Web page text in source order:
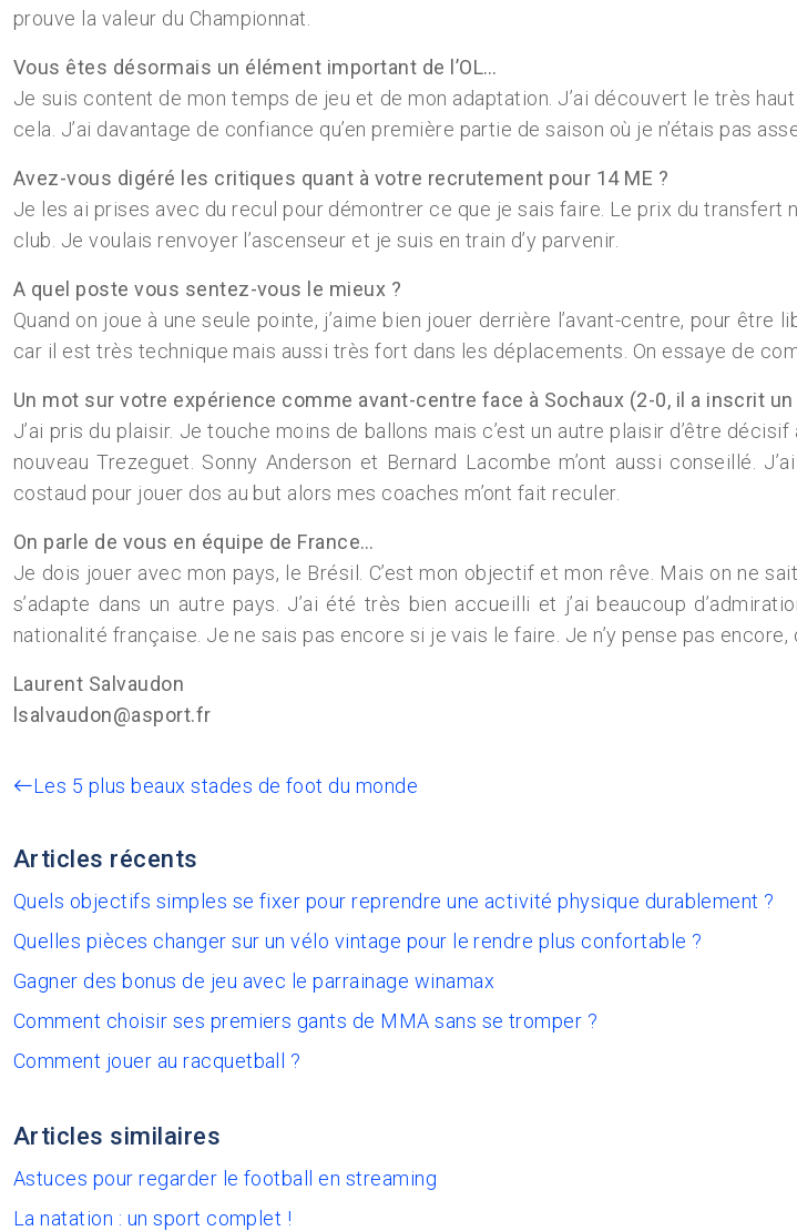
prouve la valeur du Championnat.
Vous êtes désormais un élément important de l’OL…
Je suis content de mon temps de jeu et de mon adaptation. J’ai découvert le très
cela. J’ai davantage de confiance qu’en première partie de saison où je n’étais pas
Avez-vous digéré les critiques quant à votre recrutement pour 14 ME ?
Je les ai prises avec du recul pour démontrer ce que je sais faire. Le prix du transfert
club. Je voulais renvoyer l’ascenseur et je suis en train d’y parvenir.
A quel poste vous sentez-vous le mieux ?
Quand on joue à une seule pointe, j’aime bien jouer derrière l’avant-centre, pour
car il est très technique mais aussi très fort dans les déplacements. On essaye de
Un mot sur votre expérience comme avant-centre face à Sochaux (2-0, il a inscrit un
J’ai pris du plaisir. Je touche moins de ballons mais c’est un autre plaisir d’être
nouveau Trezeguet. Sonny Anderson et Bernard Lacombe m’ont aussi conseillé.
costaud pour jouer dos au but alors mes coaches m’ont fait reculer.
On parle de vous en équipe de France…
Je dois jouer avec mon pays, le Brésil. C’est mon objectif et mon rêve. Mais on ne
s’adapte dans un autre pays. J’ai été très bien accueilli et j’ai beaucoup
nationalité française. Je ne sais pas encore si je vais le faire. Je n’y pense pas encore,
Laurent Salvaudon
lsalvaudon@asport.fr
Les 5 plus beaux stades de foot du monde
Articles récents
Quels objectifs simples se fixer pour reprendre une activité physique durablement ?
Quelles pièces changer sur un vélo vintage pour le rendre plus confortable ?
Gagner des bonus de jeu avec le parrainage winamax
Comment choisir ses premiers gants de MMA sans se tromper ?
Comment jouer au racquetball ?
Articles similaires
Astuces pour regarder le football en streaming
La natation : un sport complet !